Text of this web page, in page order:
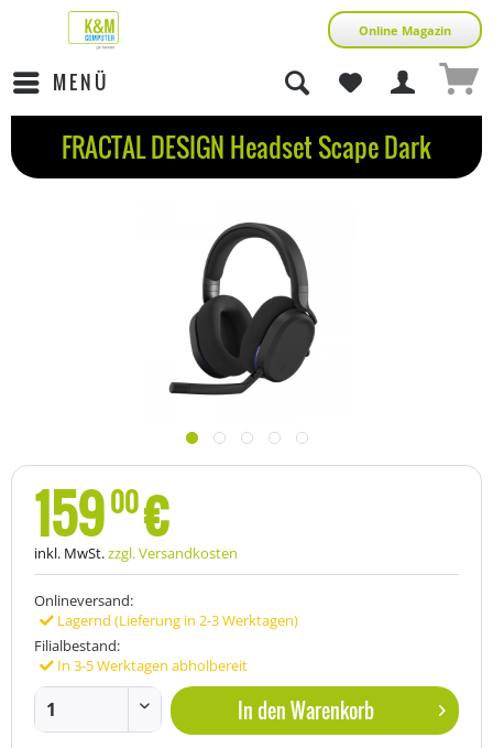
Online Magazin
MENÜ
FRACTAL DESIGN Headset Scape Dark
15900€
inkl. MwSt.zzgl. Versandkosten
Onlineversand:
Lagernd (Lieferung in 2-3 Werktagen)
Filialbestand:
In 3-5 Werktagen abholbereit
In denWarenkorb